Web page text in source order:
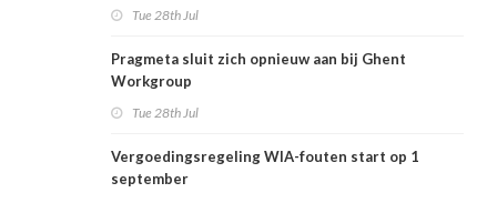
Tue 28th Jul
Pragmeta sluit zich opnieuw aan bij Ghent
Workgroup
Tue 28th Jul
Vergoedingsregeling WIA-fouten start op 1
september